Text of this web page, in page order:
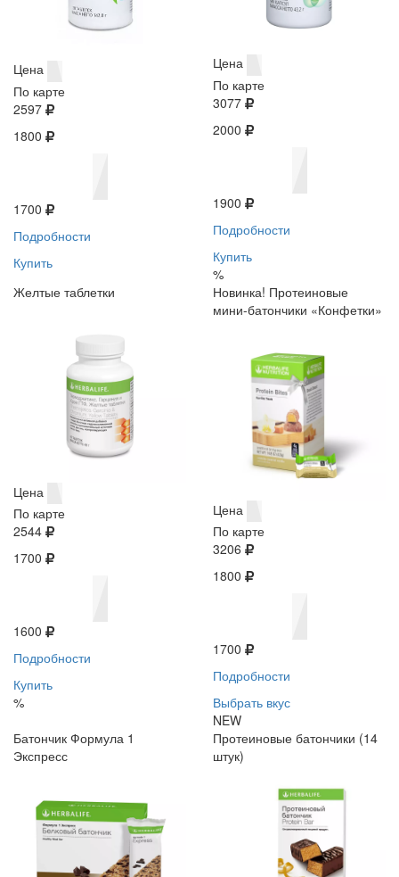
Цена
По карте
2597
1800
1700
Подробности
Купить
Цена
По карте
3077
2000
1900
Подробности
Купить
%
Желтые таблетки
Цена
По карте
2544
1700
1600
Подробности
Купить
%
Новинка! Протеиновые
мини-батончики «Конфетки»
Цена
По карте
3206
1800
1700
Подробности
Выбрать вкус
NEW
Батончик Формула 1
Экспресс
Протеиновые батончики (14
штук)